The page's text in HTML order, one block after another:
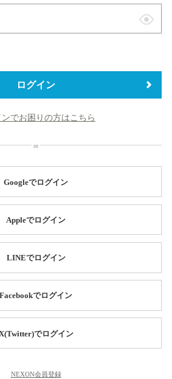
表
替
ログイン
ンでお困りの方はこちら
Googleでログイン
Appleでログイン
LINEでログイン
Facebookでログイン
でログイン
NEXON会員登録